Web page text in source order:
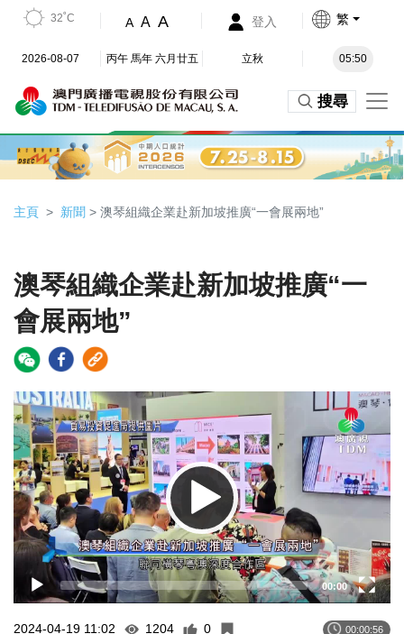
32˚C A A A 登入 繁
2026-08-07 丙午 馬年 六月廿五 立秋 05:50
搜尋
主頁 新聞 > 澳琴組織企業赴新加坡推廣“一會展兩地”
澳琴組織企業赴新加坡推廣“一
會展兩地”
Video
Player
00:00
2024-04-19 11:02 1204 0 00:00:56